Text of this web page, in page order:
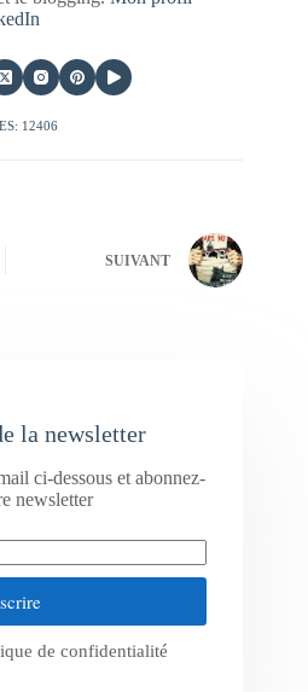
12406
SUIVANT
la newsletter
ci-dessous et abonnez-
newsletter
de confidentialité